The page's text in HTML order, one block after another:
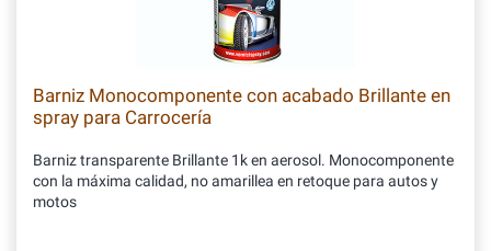
Barniz Monocomponente con acabado Brillante en
spray para Carrocería
Barniz transparente Brillante 1k en aerosol. Monocomponente
con la máxima calidad, no amarillea en retoque para autos y
motos